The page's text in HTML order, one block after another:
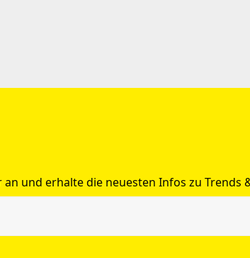
und erhalte die neuesten Infos zu Trends